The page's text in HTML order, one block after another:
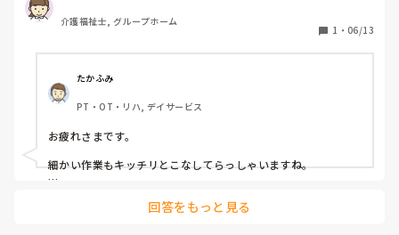
介護福祉士, グループホーム
1 ・ 06/13
たかふみ
PT・OT・リハ, デイサービス
お疲れさまです。
細かい作業もキッチリとこなしてらっしゃいますね。
回答をもっと見る